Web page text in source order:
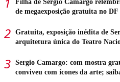
Filha de Sergio Camargo
de megaexposição gratuita no DF
Gratuita, exposição inédita de
arquitetura única do Teatro
Sergio Camargo: com mostra
conviveu com ícones da arte;